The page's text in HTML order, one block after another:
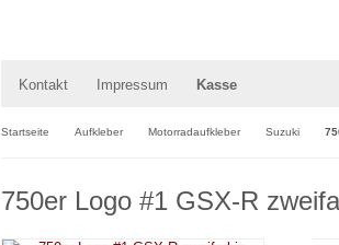
Kontakt Impressum Kasse
Startseite Aufkleber Motorradaufkleber Suzuki
750er Logo #1 GSX-R